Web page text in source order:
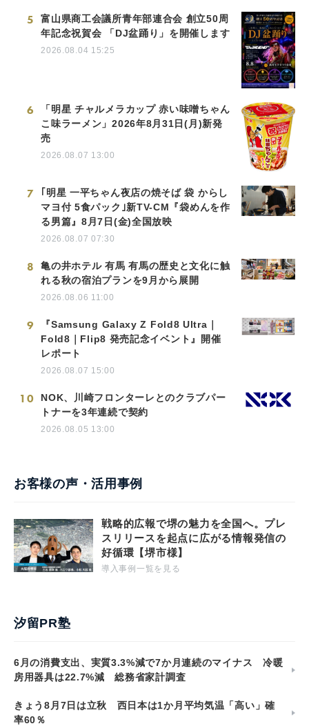
5
富山県商工会議所青年部連合会 創立50周
年記念祝賀会 「DJ盆踊り」を開催します
2026.08.04 15:25
6
「明星 チャルメラカップ 赤い味噌ちゃん
こ味ラーメン」2026年8月31日(月)新発
売
2026.08.07 13:00
7
｢明星 一平ちゃん夜店の焼そば 袋 からし
マヨ付 5食パック｣新TV-CM『袋めんを作
る男篇』8月7日(金)全国放映
2026.08.07 07:30
8
亀の井ホテル 有馬 有馬の歴史と文化に触
れる秋の宿泊プランを9月から展開
2026.08.06 11:00
9
『Samsung Galaxy Z Fold8 Ultra｜
Fold8｜Flip8 発売記念イベント』開催
レポート
2026.08.07 15:00
10
NOK、川崎フロンターレとのクラブパー
トナーを3年連続で契約
2026.08.05 13:00
お客様の声・活用事例
戦略的広報で堺の魅力を全国へ。プレ
スリリースを起点に広がる情報発信の
好循環【堺市様】
導入事例一覧を見る
汐留PR塾
6月の消費支出、実質3.3%減で7か月連続のマイナス 冷暖
房用器具は22.7%減 総務省家計調査
きょう8月7日は立秋 西日本は1か月平均気温「高い」確
率60％